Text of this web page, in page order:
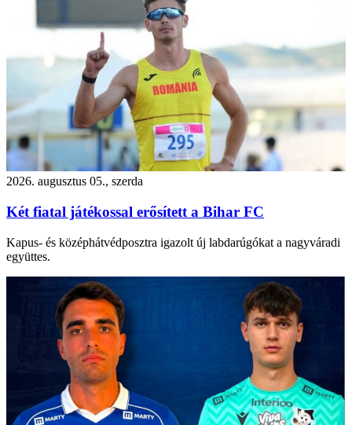
2026. augusztus 05., szerda
Két fiatal játékossal erősített a Bihar FC
Kapus- és középhátvédposztra igazolt új labdarúgókat a nagyváradi
együttes.